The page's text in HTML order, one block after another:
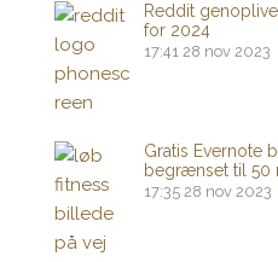
Reddit
for 2024
17:41 28 nov 2023
Gratis Evernote
begrænset til 50
17:35 28 nov 2023